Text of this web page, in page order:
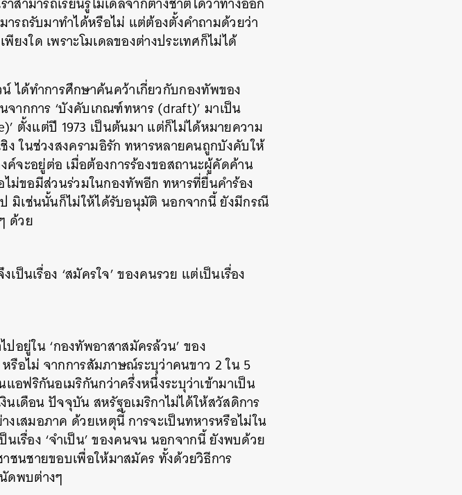
ารถรับมาทำได้หรือไม่ แต่ต้องตั้งคำถามด้วยว่า
ยงใด เพราะโมเดลของต่างประเทศก็ไม่ได้
ได้ทำการศึกษาค้นคว้าเกี่ยวกับกองทัพของ
จากการ ‘บังคับเกณฑ์ทหาร (draft)’ มาเป็น
ตั้งแต่ปี 1973 เป็นต้นมา แต่ก็ไม่ได้หมายความ
ง ในช่วงสงครามอิรัก ทหารหลายคนถูกบังคับให้
จะอยู่ต่อ เมื่อต้องการร้องขอสถานะผู้คัดค้าน
ม่ขอมีส่วนร่วมในกองทัพอีก ทหารที่ยื่นคำร้อง
มิเช่นนั้นก็ไม่ให้ได้รับอนุมัติ นอกจากนี้ ยังมีกรณี
ด้วย
ป็นเรื่อง ‘สมัครใจ’ ของคนรวย แต่เป็นเรื่อง
อยู่ใน ‘กองทัพอาสาสมัครล้วน’ ของ
รือไม่ จากการสัมภาษณ์ระบุว่าคนขาว 2 ใน 5
อฟริกันอเมริกันกว่าครึ่งหนึ่งระบุว่าเข้ามาเป็น
นเดือน ปัจจุบัน สหรัฐอเมริกาไม่ได้ให้สวัสดิการ
เสมอภาค ด้วยเหตุนี้ การจะเป็นทหารหรือไม่ใน
นเรื่อง ‘จำเป็น’ ของคนจน นอกจากนี้ ยังพบด้วย
นชายขอบเพื่อให้มาสมัคร ทั้งด้วยวิธีการ
ดพบต่างๆ